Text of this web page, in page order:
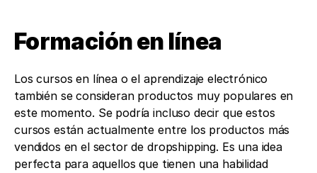
Formación en línea
Los cursos en línea o el aprendizaje electrónico
también se consideran productos muy populares en
este momento. Se podría incluso decir que estos
cursos están actualmente entre los productos más
vendidos en el sector de dropshipping. Es una idea
perfecta para aquellos que tienen una habilidad